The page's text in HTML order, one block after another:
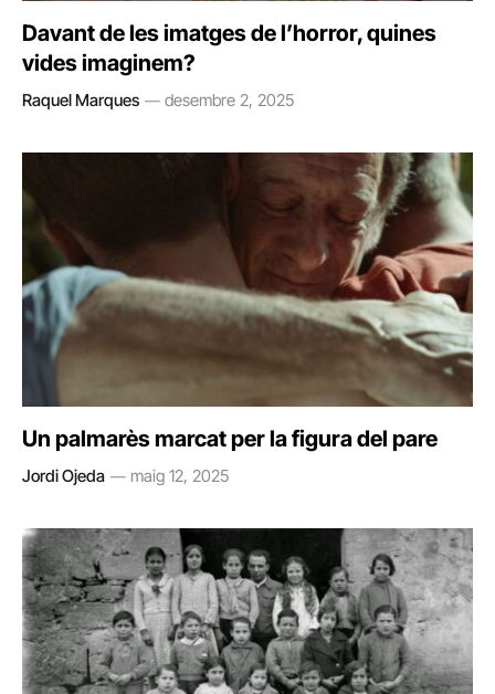
Davant de les imatges de l’horror, quines
vides imaginem?
Raquel Marques desembre 2, 2025
Un palmarès marcat per la figura del pare
Jordi Ojeda maig 12, 2025